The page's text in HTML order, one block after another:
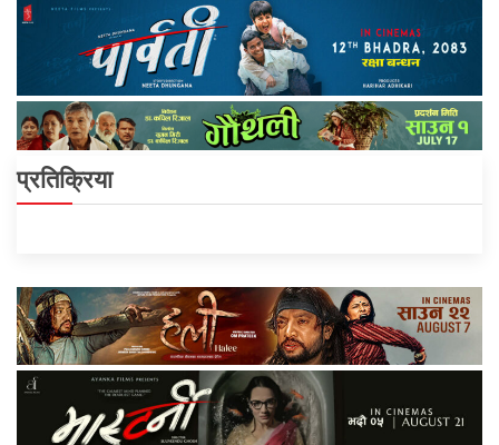
प्रतिक्रिया